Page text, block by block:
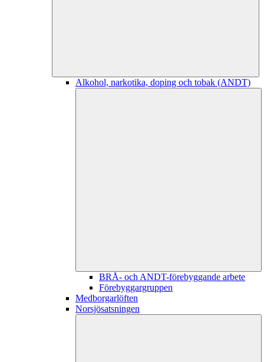
Alkohol, narkotika, doping och tobak (ANDT)
BRÅ- och ANDT-förebyggande arbete
Förebyggargruppen
Medborgarlöften
Norsjösatsningen